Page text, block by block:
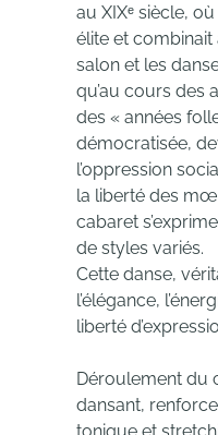
au XIXᵉ siècle,
élite et combinait
salon et les
qu’au cours des
des « années
démocratisée,
l’oppression
la liberté des
cabaret
de styles variés.
Cette danse,
l’élégance,
liberté
Déroulement du
dansant,
tonique et